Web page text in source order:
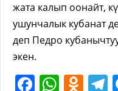
жата калып оонайт,
ушунчалык кубанат
деп Педро
экен.